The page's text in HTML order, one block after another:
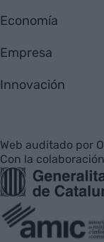
Economía
Empresa
Innovación
Web auditado por
Con la